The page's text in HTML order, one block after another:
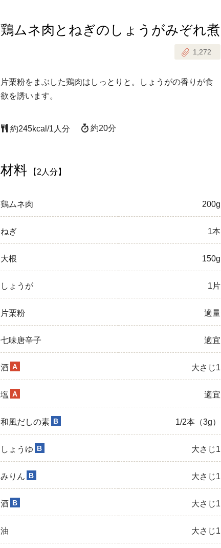
鶏ムネ肉とねぎのしょうがみぞれ煮
1,272
片栗粉をまぶした鶏肉はしっとりと。しょうがの香りが食
欲を誘います。
約245kcal/1人分 約20分
材料 【2人分】
鶏ムネ肉 200g
ねぎ 1本
大根 150g
しょうが 1片
片栗粉 適量
七味唐辛子 適宜
酒 A 大さじ1
塩 A 適宜
和風だしの素 B 1/2本（3g）
しょうゆ B 大さじ1
みりん B 大さじ1
酒 B 大さじ1
油 大さじ1
ひとさじのときめき時間
おきらくだ 1歳半からの幼児食
3日分ごはんセット（3人分）
有賀薫さんのスープ
鶏肉 ひき肉
魚 アスパラガス
主菜 副菜
常備菜・作りおき お弁当
コトコト
yumyumいっしょごはん